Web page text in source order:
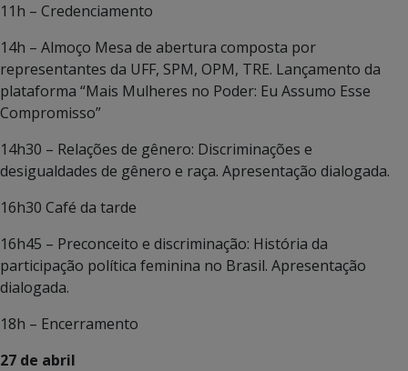
11h – Credenciamento
14h – Almoço Mesa de abertura composta por
representantes da UFF, SPM, OPM, TRE. Lançamento da
plataforma “Mais Mulheres no Poder: Eu Assumo Esse
Compromisso”
14h30 – Relações de gênero: Discriminações e
desigualdades de gênero e raça. Apresentação dialogada.
16h30 Café da tarde
16h45 – Preconceito e discriminação: História da
participação política feminina no Brasil. Apresentação
dialogada.
18h – Encerramento
27 de abril